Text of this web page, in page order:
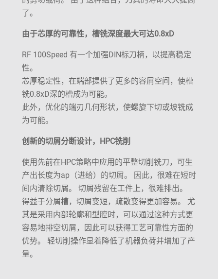
了。
由于芯厚的可靠性，槽铣深度最大可达0.8xD
RF 100Speed 有一个加强DIN标刀柄，以提高稳定
性。
芯厚稳定性，在端部提供了更多的容屑空间，使槽
铣0.8xD深的槽成为可能。
此外，优化的端刃几何形状，使螺旋下切或坡铣成
为可能。
创新的切屑分断设计，HPC铣削
使用先前在HPC策略中应用的平整切削铣刀，可生
产出长度为ap（进给）的切屑。 因此，很难在短时
间内清除切屑。 切屑残留在工件上，很难排出。
得益于分屑槽，切屑变短，疏散变得更加容易。 尤
其是采用内部轮廓和型腔时，可以通过这种方式更
容易地排空切屑，因此可以获得工艺可靠性方面的
优势。 轻切削操作显着降低了机器负荷并增加了产
量。